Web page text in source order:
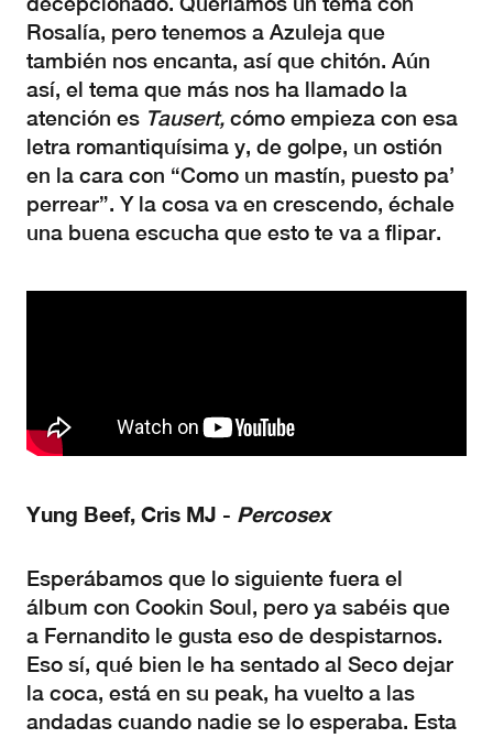
Rosalía, pero tenemos a Azuleja que
también nos encanta, así que chitón. Aún
así, el tema que más nos ha llamado la
atención es Tausert, cómo empieza con esa
letra romantiquísima y, de golpe, un ostión
en la cara con “Como un mastín, puesto pa’
perrear”. Y la cosa va en crescendo, échale
una buena escucha que esto te va a flipar.
Yung Beef, Cris MJ - Percosex
Esperábamos que lo siguiente fuera el
álbum con Cookin Soul, pero ya sabéis que
a Fernandito le gusta eso de despistarnos.
Eso sí, qué bien le ha sentado al Seco dejar
la coca, está en su peak, ha vuelto a las
andadas cuando nadie se lo esperaba. Esta